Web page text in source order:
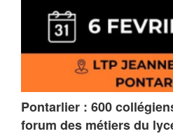
Pontarlier : 600
forum des métiers du